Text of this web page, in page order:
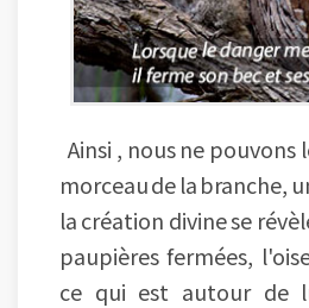
Ainsi , nous ne
morceau de la branche,
la création divine se
paupières fermées,
ce qui est autour de